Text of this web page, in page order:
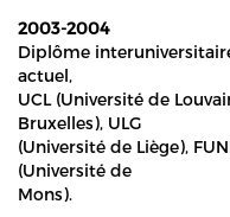
2003-2004
Diplôme
actuel,
UCL (Université de
Bruxelles), ULG
(Université de Liège),
(Université de
Mons).